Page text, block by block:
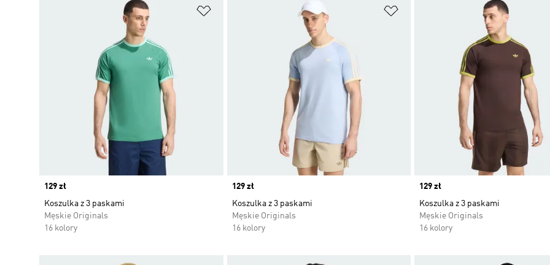
Dodaj do listy życzeń
Price
129 zł
Koszulka z 3 paskami
Męskie Originals
16 kolory
Dodaj do listy życzeń
Price
129 zł
Koszulka z 3 paskami
Męskie Originals
16 kolory
Price
129 zł
Koszulka z 3 paskami
Męskie Originals
16 kolory